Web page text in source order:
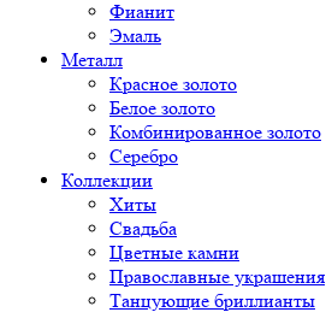
Фианит
Эмаль
Металл
Красное золото
Белое золото
Комбинированное золото
Серебро
Коллекции
Хиты
Свадьба
Цветные камни
Православные украшения
Танцующие бриллианты